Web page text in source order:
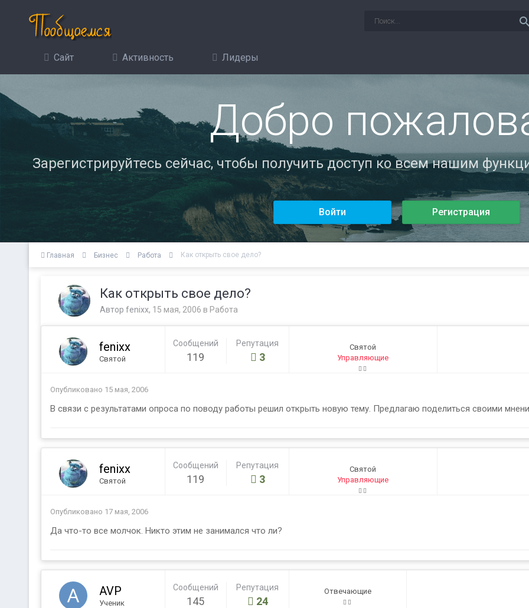
search
Сайт Активность Лидеры
Добро
Зарегистрируйтесь сейчас, чтобы получить доступ ко всем нашим
Войти Регистрация
Главная Бизнес Работа Как открыть свое дело?
Как открыть свое дело?
Автор fenixx, 15 мая, 2006 в Работа
fenixx
Святой
Сообщений
119
Репутация
3
Святой
Управляющие
Опубликовано 15 мая, 2006
В связи с результатами опроса по поводу работы решил открыть новую тему. Предлагаю поделиться своими
fenixx
Святой
Сообщений
119
Репутация
3
Святой
Управляющие
Опубликовано 17 мая, 2006
Да что-то все молчок. Никто этим не занимался что ли?
AVP
Ученик
Сообщений
145
Репутация
24
Отвечающие